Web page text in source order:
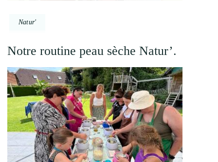
Natur'
Notre routine peau sèche Natur’.